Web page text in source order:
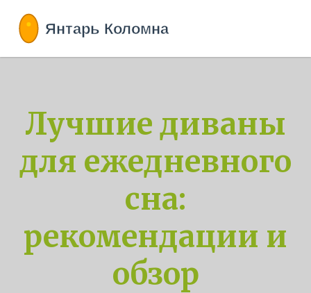
Лучшие диваны
для ежедневного
сна:
рекомендации и
обзор